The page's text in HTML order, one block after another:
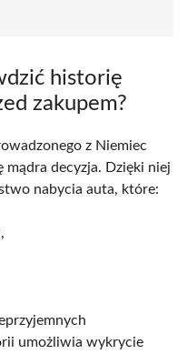
historię
zakupem?
z Niemiec
mądra decyzja. Dzięki niej
nabycia auta, które:
umożliwia wykrycie